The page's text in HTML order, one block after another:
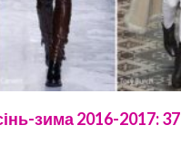
зима 2016-2017: 37